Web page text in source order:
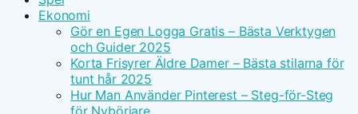
Ekonomi
Gör en Egen Logga Gratis – Bästa Verktygen
och Guider 2025
Korta Frisyrer Äldre Damer – Bästa stilarna för
tunt hår 2025
Hur Man Använder Pinterest – Steg-för-Steg
för Nybörjare